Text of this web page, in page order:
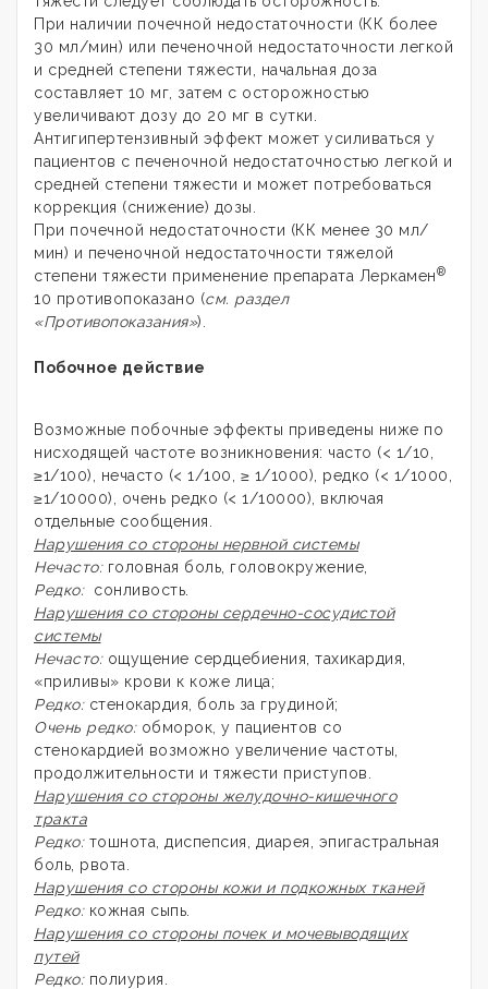
При наличии почечной недостаточности (КК более
30 мл/мин) или печеночной недостаточности легкой
и средней степени тяжести, начальная доза
составляет 10 мг, затем с осторожностью
увеличивают дозу до 20 мг в сутки.
Антигипертензивный эффект может усиливаться у
пациентов с печеночной недостаточностью легкой и
средней степени тяжести и может потребоваться
коррекция (снижение) дозы.
При почечной недостаточности (КК менее 30 мл/
мин) и печеночной недостаточности тяжелой
степени тяжести применение препарата Леркамен®
10 противопоказано (см. раздел
«Противопоказания»).
Побочное действие
Возможные побочные эффекты приведены ниже по
нисходящей частоте возникновения: часто (< 1/10,
≥1/100), нечасто (< 1/100, ≥ 1/1000), редко (< 1/1000,
≥1/10000), очень редко (< 1/10000), включая
отдельные сообщения.
Нарушения со стороны нервной системы
Нечасто:головная боль, головокружение,
Редко:сонливость.
Нарушения со стороны сердечно-сосудистой
системы
Нечасто:ощущение сердцебиения, тахикардия,
«приливы» крови к коже лица;
Редко:стенокардия, боль за грудиной;
Очень редко:обморок, у пациентов со
стенокардией возможно увеличение частоты,
продолжительности и тяжести приступов.
Нарушения со стороны желудочно-кишечного
тракта
Редко:тошнота, диспепсия, диарея, эпигастральная
боль, рвота.
Нарушения со стороны кожи и подкожных тканей
Редко:кожная сыпь.
Нарушения со стороны почек и мочевыводящих
путей
Редко:полиурия.